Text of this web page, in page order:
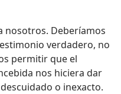
nosotros. Deberíamos
verdadero, no
permitir que el
nos hiciera dar
o inexacto.